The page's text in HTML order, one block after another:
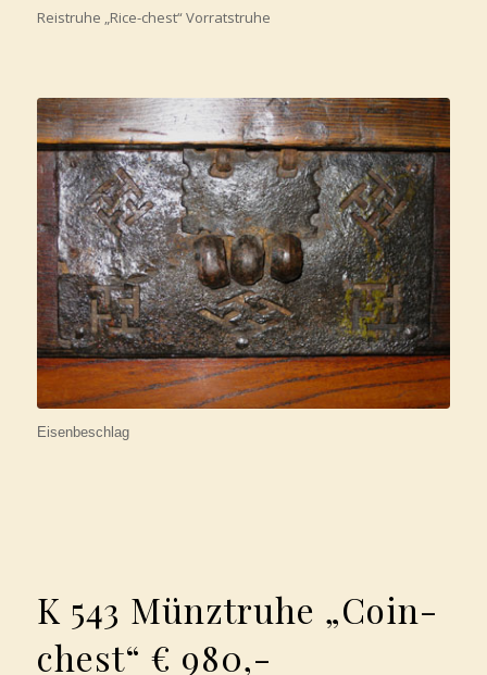
Reistruhe „Rice-chest“ Vorratstruhe
Eisenbeschlag
K 543 Münztruhe „Coin-
chest“ € 980,-